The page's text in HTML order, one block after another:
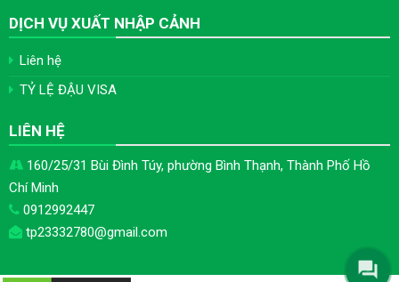
DỊCH VỤ XUẤT NHẬP CẢNH
Liên hệ
TỶ LỆ ĐẬU VISA
LIÊN HỆ
160/25/31 Bùi Đình Túy, phường Bình Thạnh, Thành Phố Hồ
Chí Minh
0912992447
tp23332780@gmail.com